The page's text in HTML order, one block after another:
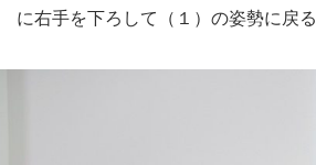
に右手を下ろして（１）の姿勢に戻る